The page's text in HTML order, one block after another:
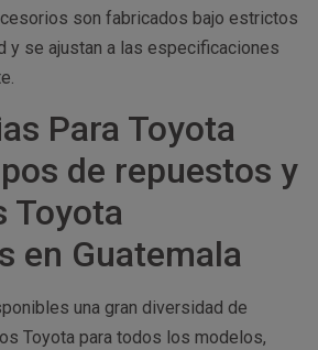
son fabricados bajo estrictos
y se ajustan a las especificaciones
Para Toyota
de repuestos y
Toyota
en Guatemala
una gran diversidad de
Toyota para todos los modelos,